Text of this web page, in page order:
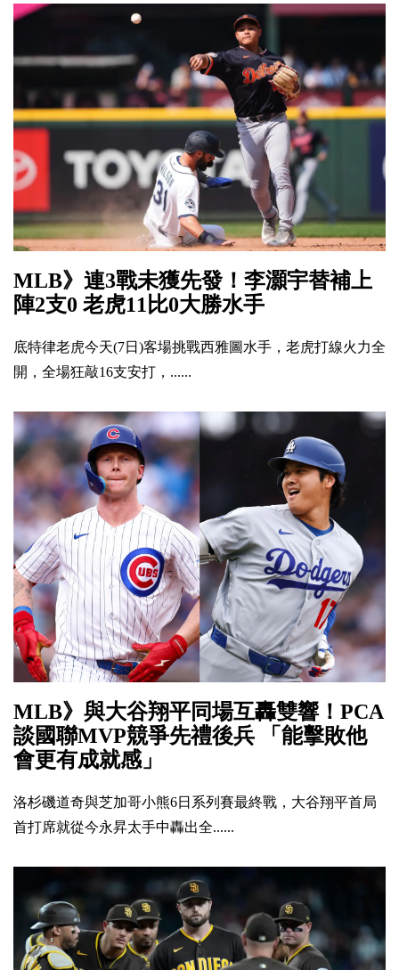
MLB》連3戰未獲先發！李灝宇替補上
陣2支0 老虎11比0大勝水手
底特律老虎今天(7日)客場挑戰西雅圖水手，老虎打線火力全
開，全場狂敲16支安打，......
MLB》與大谷翔平同場互轟雙響！PCA
談國聯MVP競爭先禮後兵 「能擊敗他
會更有成就感」
洛杉磯道奇與芝加哥小熊6日系列賽最終戰，大谷翔平首局
首打席就從今永昇太手中轟出全......